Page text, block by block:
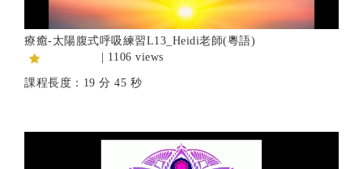
療癒-太陽腹式呼吸練習L13_Heidi老師(粵語)
| 1106 views
課程長度：19 分 45 秒